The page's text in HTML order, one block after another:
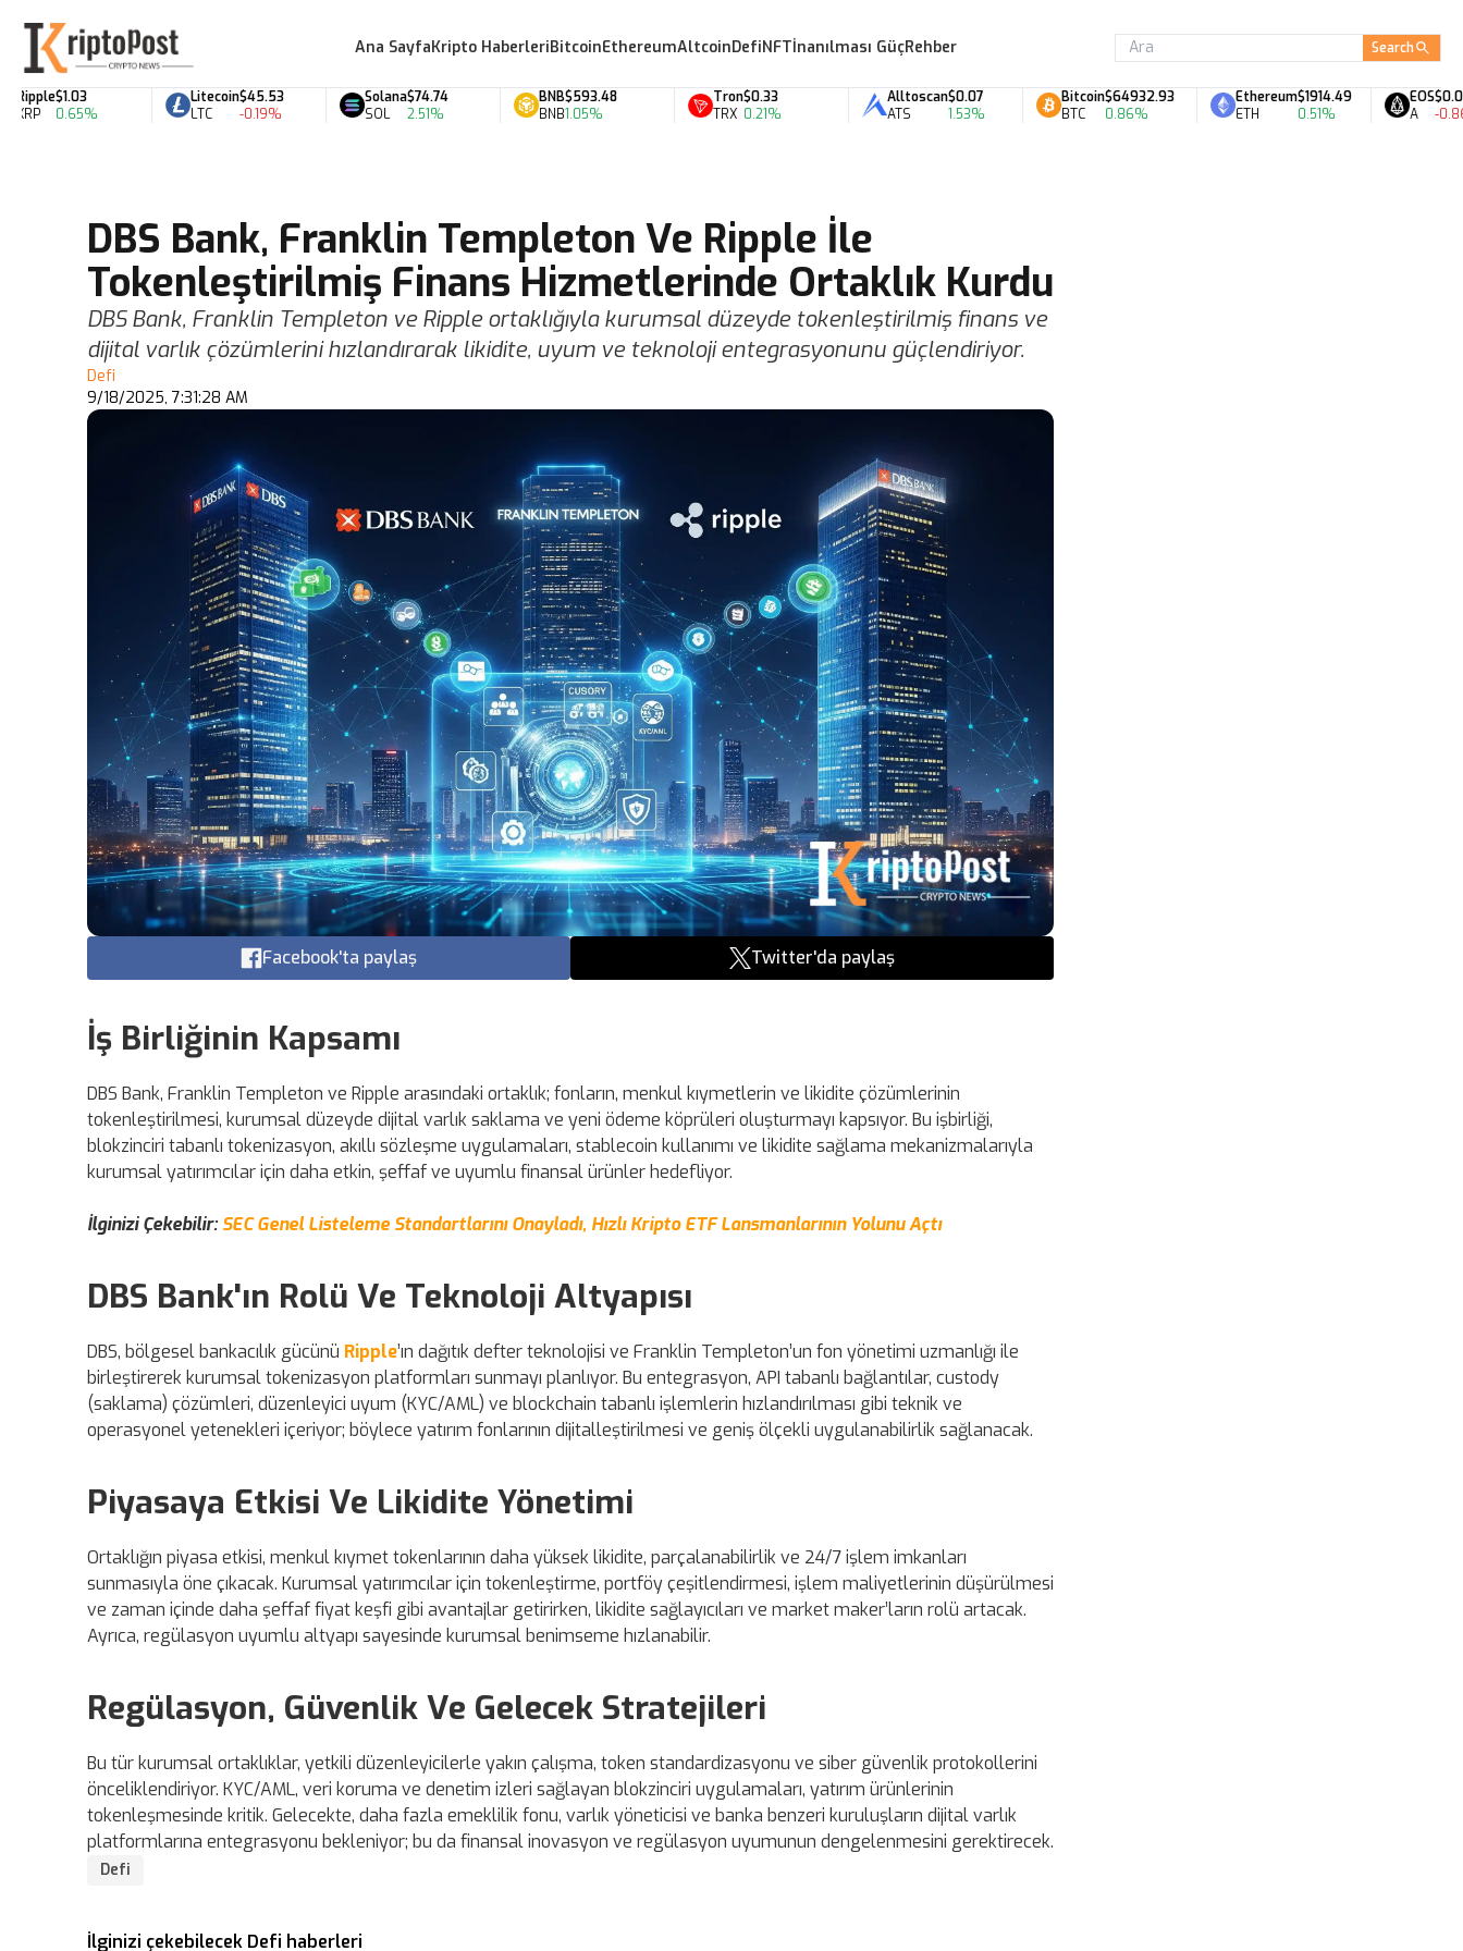
Ana SayfaKripto HaberleriBitcoinEthereumAltcoinDefiNFTİnanılması GüçRehber Search
$1.03
0.65%
Litecoin
LTC
$45.53
-0.19%
Solana
SOL
$74.74
2.51%
BNB
BNB
$593.48
1.05%
Tron
TRX
$0.33
0.21%
Alltoscan
ATS
$0.07
1.53%
Bitcoin
BTC
$64932.93
0.86%
Ethereum
ETH
$1914.49
0.51%
EOS
A
$0.06
-0.86%
DBS Bank, Franklin Templeton Ve Ripple İle
Tokenleştirilmiş Finans Hizmetlerinde Ortaklık Kurdu
DBS Bank, Franklin Templeton ve Ripple ortaklığıyla kurumsal düzeyde tokenleştirilmiş finans ve
dijital varlık çözümlerini hızlandırarak likidite, uyum ve teknoloji entegrasyonunu güçlendiriyor.
Defi
9/18/2025, 7:31:28 AM
Facebook'ta paylaş Twitter'da paylaş
İş Birliğinin Kapsamı
DBS Bank, Franklin Templeton ve Ripple arasındaki ortaklık; fonların, menkul kıymetlerin ve likidite çözümlerinin
tokenleştirilmesi, kurumsal düzeyde dijital varlık saklama ve yeni ödeme köprüleri oluşturmayı kapsıyor. Bu işbirliği,
blokzinciri tabanlı tokenizasyon, akıllı sözleşme uygulamaları, stablecoin kullanımı ve likidite sağlama mekanizmalarıyla
kurumsal yatırımcılar için daha etkin, şeffaf ve uyumlu finansal ürünler hedefliyor.
İlginizi Çekebilir:SEC Genel Listeleme Standartlarını Onayladı, Hızlı Kripto ETF Lansmanlarının Yolunu Açtı
DBS Bank'ın Rolü Ve Teknoloji Altyapısı
DBS, bölgesel bankacılık gücünü Ripple’ın dağıtık defter teknolojisi ve Franklin Templeton’un fon yönetimi uzmanlığı ile
birleştirerek kurumsal tokenizasyon platformları sunmayı planlıyor. Bu entegrasyon, API tabanlı bağlantılar, custody
(saklama) çözümleri, düzenleyici uyum (KYC/AML) ve blockchain tabanlı işlemlerin hızlandırılması gibi teknik ve
operasyonel yetenekleri içeriyor; böylece yatırım fonlarının dijitalleştirilmesi ve geniş ölçekli uygulanabilirlik sağlanacak.
Piyasaya Etkisi Ve Likidite Yönetimi
Ortaklığın piyasa etkisi, menkul kıymet tokenlarının daha yüksek likidite, parçalanabilirlik ve 24/7 işlem imkanları
sunmasıyla öne çıkacak. Kurumsal yatırımcılar için tokenleştirme, portföy çeşitlendirmesi, işlem maliyetlerinin düşürülmesi
ve zaman içinde daha şeffaf fiyat keşfi gibi avantajlar getirirken, likidite sağlayıcıları ve market maker’ların rolü artacak.
Ayrıca, regülasyon uyumlu altyapı sayesinde kurumsal benimseme hızlanabilir.
Regülasyon, Güvenlik Ve Gelecek Stratejileri
Bu tür kurumsal ortaklıklar, yetkili düzenleyicilerle yakın çalışma, token standardizasyonu ve siber güvenlik protokollerini
önceliklendiriyor. KYC/AML, veri koruma ve denetim izleri sağlayan blokzinciri uygulamaları, yatırım ürünlerinin
tokenleşmesinde kritik. Gelecekte, daha fazla emeklilik fonu, varlık yöneticisi ve banka benzeri kuruluşların dijital varlık
platformlarına entegrasyonu bekleniyor; bu da finansal inovasyon ve regülasyon uyumunun dengelenmesini gerektirecek.
Defi
İlginizi çekebilecek Defi haberleri